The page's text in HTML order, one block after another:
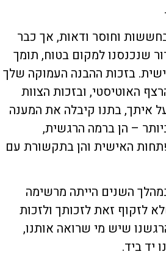
וחוסר ודאות, אך כבר
שנכנסנו למקום בטוח, תומך
בזכות ההבנה העמוקה שלך
האוטיסטי, ובזכות הצוות
איתך, בתנו קיבלה את המענה
– הן ברמה הרגשית,
האישית והן בתקשורת עם
השנים הייתה מרשימה
לזקוף זאת לזכותך ולזכות
שיש מי שרואה אותנו,
יד ביד.